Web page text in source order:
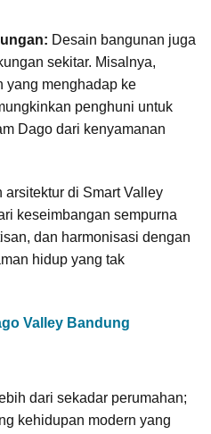
Desain bangunan juga
sekitar. Misalnya,
yang menghadap ke
penghuni untuk
Dago dari kenyamanan
di Smart Valley
keseimbangan sempurna
dan harmonisasi dengan
hidup yang tak
Valley Bandung
dari sekadar perumahan;
kehidupan modern yang